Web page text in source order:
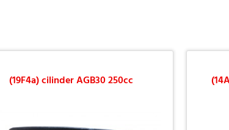
(19F4a) cilinder AGB30 250cc